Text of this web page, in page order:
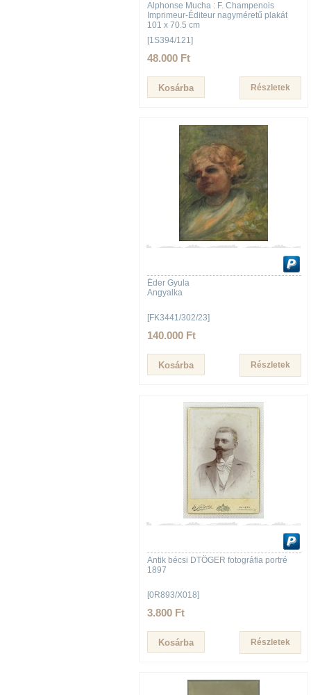
Alphonse Mucha : F. Champenois
Imprimeur-Éditeur nagyméretű plakát
101 x 70.5 cm
[1S394/121]
48.000 Ft
Részletek
Éder Gyula
Angyalka
[FK3441/302/23]
140.000 Ft
Részletek
Antik bécsi DTÖGER fotográfia portré
1897
[0R893/X018]
3.800 Ft
Részletek